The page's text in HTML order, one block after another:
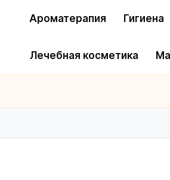
Ароматерапия Гигиена
Лечебная косметика